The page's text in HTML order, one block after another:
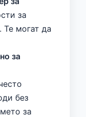
за
Те могат да
за
без
за